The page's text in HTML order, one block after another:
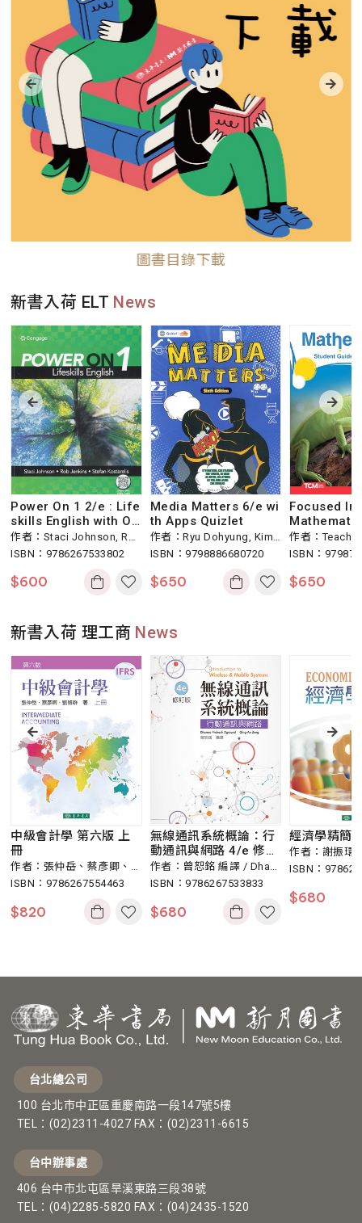
圖書目錄下載
新書入荷 ELT News
Power On 1 2/e : Life
skills English with On
line MP3
作者：Staci Johnson, Ro
b Jenkins, Stefan Kostare
ISBN：9786267533802
$600
Media Matters 6/e wi
th Apps Quizlet
作者：Ryu Dohyung, Kim
Hyejeong, Rho Yoonah, I
iyoung, Lee Yun Joon Jas
ISBN：9798886680720
$650
Focused
ntion:
nt Guided
作者：
aterials (TCM)
ISBN：
$650
新書入荷 理工商 News
中級會計學 第六版 上
冊
作者：張仲岳、蔡彥卿、劉
啟群
ISBN：9786267554463
$820
無線通訊系統概論：行
動通訊與網路 4/e 修訂
版 Agrawal
作者：曾恕銘 編譯 / Dhar
ma Prakash Agrawal, Qin
ISBN：9786267533833
$680
經濟學精簡
作者：謝振環
ISBN：
$680
台北總公司
100 台北市中正區重慶南路一段147號5樓
TEL：(02)2311-4027 FAX：(02)2311-6615
台中辦事處
406 台中市北屯區旱溪東路三段38號
TEL：(04)2285-5820 FAX：(04)2435-1520